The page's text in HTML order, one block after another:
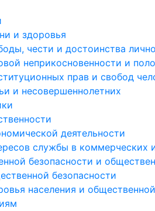
и здоровья
чести и достоинства
неприкосновенности и
прав и свобод
и несовершеннолетних
деятельности
службы в коммерческих
безопасности и
безопасности
населения и